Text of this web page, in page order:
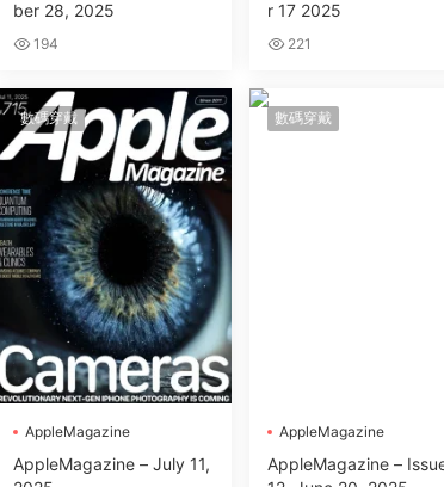
ber 28, 2025
194
r 17 2025
221
數碼穿戴
AppleMagazine
AppleMagazine – July 11,
數碼穿戴
AppleMagazine
AppleMagazine –